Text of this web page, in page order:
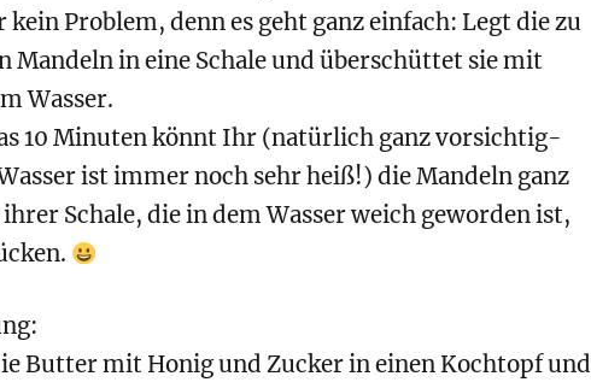
kein Problem, denn es geht ganz einfach: Legt die zu
Mandeln in eine Schale und überschüttet sie mit
Wasser.
10 Minuten könnt Ihr (natürlich ganz vorsichtig-
ist immer noch sehr heiß!) die Mandeln ganz
Schale, die in dem Wasser weich geworden ist,
Butter mit Honig und Zucker in einen Kochtopf und